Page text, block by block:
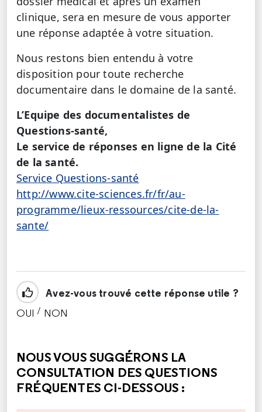
clinique, sera en mesure de vous apporter
une réponse adaptée à votre situation.
Nous restons bien entendu à votre
disposition pour toute recherche
documentaire dans le domaine de la santé.
L’Equipe des documentalistes de
Questions-santé,
Le service de réponses en ligne de la Cité
de la santé.
Service Questions-santé
http://www.cite-sciences.fr/fr/au-
programme/lieux-ressources/cite-de-la-
sante/
Avez-vous trouvé cette réponse utile ?
OUI / NON
NOUS VOUS SUGGÉRONS LA
CONSULTATION DES QUESTIONS
FRÉQUENTES CI-DESSOUS :